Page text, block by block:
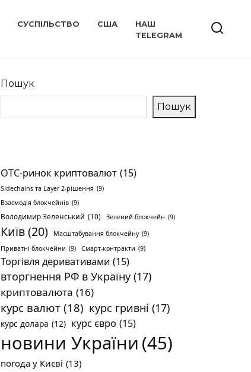
СУСПІЛЬСТВО США
НАШ
TELEGRAM
Пошук
Пошук
OTC-ринок криптовалют (15)
Sidechains та Layer 2-рішення (9)
Взаємодія блокчейнів (9)
Володимир Зеленський (10) Зелений блокчейн (9)
Київ(20) Масштабування блокчейну (9)
Приватні блокчейни (9) Смарт-контракти (9)
Торгівля деривативами (15)
вторгнення РФ в Україну (17)
криптовалюта (16)
курс валют (18) курс гривні (17)
курс долара (12) курс євро (15)
новини України (45)
погода у Києві (13)